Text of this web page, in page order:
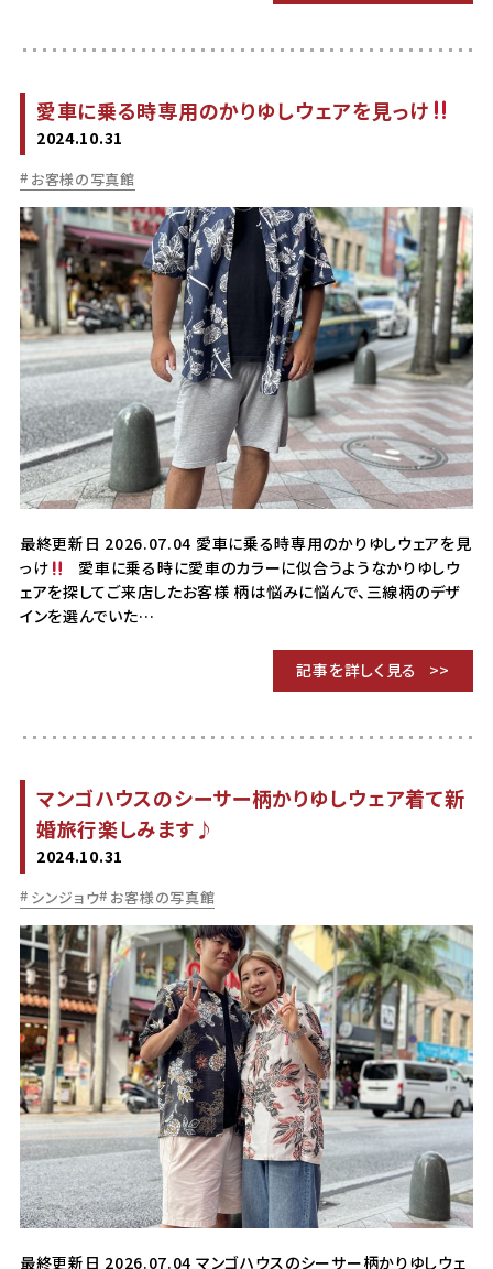
愛車に乗る時専用のかりゆしウェアを見っけ
2024.10.31
お客様の写真館
最終更新日 2026.07.04 愛車に乗る時専用のかりゆしウェアを見
っけ
愛車に乗る時に愛車のカラーに似合うようなかりゆしウ
ェアを探してご来店したお客様 柄は悩みに悩んで、三線柄のデザ
インを選んでいた…
記事を詳しく見る
マンゴハウスのシーサー柄かりゆしウェア着て新
婚旅行楽しみます♪
2024.10.31
シンジョウ お客様の写真館
最終更新日 2026.07.04 マンゴハウスのシーサー柄かりゆしウェ